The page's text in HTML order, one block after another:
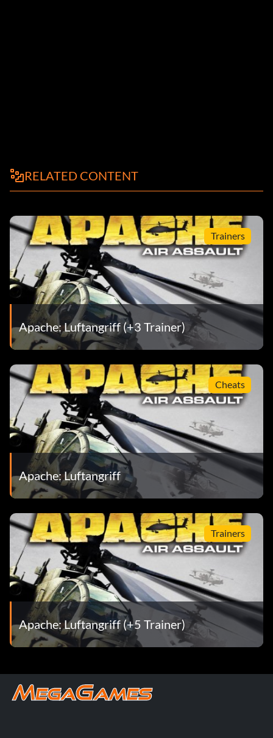
RELATED CONTENT
Trainers
Apache: Luftangriff (+3 Trainer)
Cheats
Apache: Luftangriff
Trainers
Apache: Luftangriff (+5 Trainer)